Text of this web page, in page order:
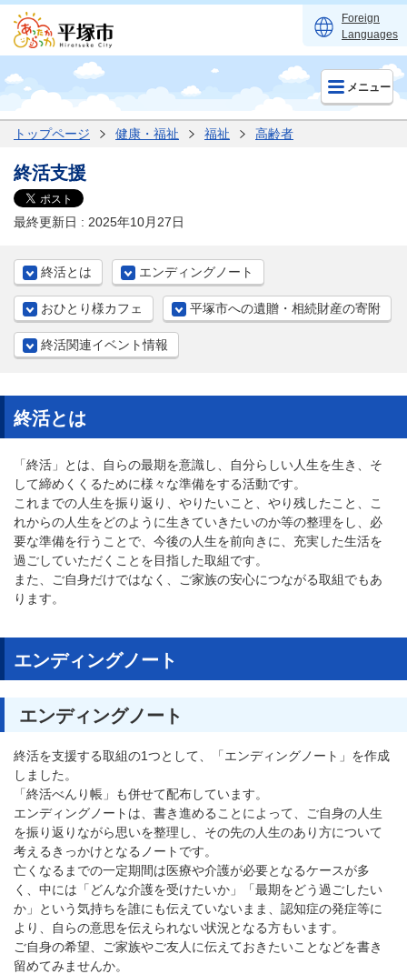
Foreign
Languages
メニュー
トップページ 健康・福祉 福祉 高齢者
終活支援
最終更新日 : 2025年10月27日
終活とは エンディングノート
おひとり様カフェ 平塚市への遺贈・相続財産の寄附
終活関連イベント情報
終活とは
「終活」とは、自らの最期を意識し、自分らしい人生を生き、そ
して締めくくるために様々な準備をする活動です。
これまでの人生を振り返り、やりたいこと、やり残したこと、こ
れからの人生をどのように生きていきたいのか等の整理をし、必
要な準備を行うことで、今後の人生を前向きに、充実した生活を
過ごしていただくことを目指した取組です。
また、ご自身だけではなく、ご家族の安心につながる取組でもあ
ります。
エンディングノート
エンディングノート
終活を支援する取組の1つとして、「エンディングノート」を作成
しました。
「終活べんり帳」も併せて配布しています。
エンディングノートは、書き進めることによって、ご自身の人生
を振り返りながら思いを整理し、その先の人生のあり方について
考えるきっかけとなるノートです。
亡くなるまでの一定期間は医療や介護が必要となるケースが多
く、中には「どんな介護を受けたいか」「最期をどう過ごしたい
か」という気持ちを誰にも伝えていないまま、認知症の発症等に
より、自らの意思を伝えられない状況となる方もいます。
ご自身の希望、ご家族やご友人に伝えておきたいことなどを書き
留めてみませんか。